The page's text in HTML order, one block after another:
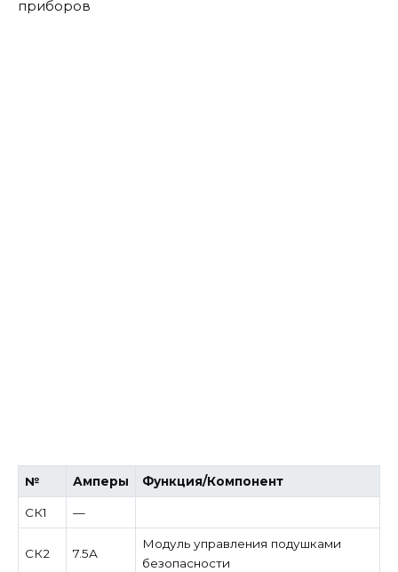
приборов
№ Амперы Функция/Компонент
СК1 —
СК2 7.5А
Модуль управления подушками
безопасности